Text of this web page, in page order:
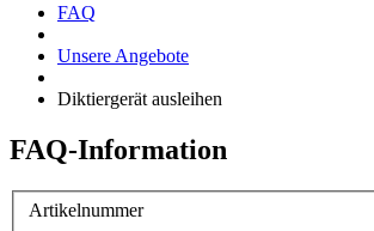
FAQ
Unsere Angebote
Diktiergerät ausleihen
FAQ-Information
Artikelnummer